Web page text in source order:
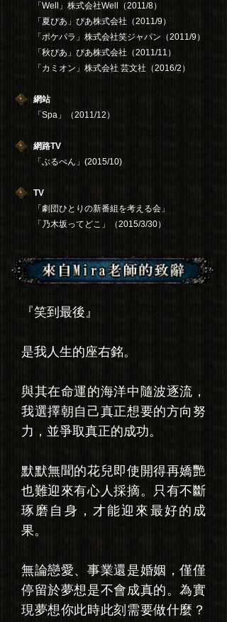
「Well」株式会社Well（2011/8）
「夏ぴあ」ぴあ株式会社（2011/9）
「ポケパラ」株式会社笑ジャパン（2011/9）
「秋ぴあ」ぴあ株式会社（2011/11）
「カミオン」株式会社 芸文社（2016/2）
網站
「Spa」（2011/12）
網路TV
「ぶるぺん」(2015/10)
TV
「劇団ひとりの新番組を考える会」
「乃木坂ってどこ」（2015/3/30）
『笑到最後』
是我人生的座右銘。
與其在命運的海洋中隨波逐流，
我選擇朝自己真正想要的方向努
力，並爭取真正的成功。
默默無聞的花兒即使開得再嬌艷
也難迎來有心人採摘。只有不斷
琢磨自身，才能迎來最好的成
果。
無論戀愛、事業還是婚姻，僅僅
停留於夢想是不會成真的。為實
現夢想你此時此刻需要做什麼？